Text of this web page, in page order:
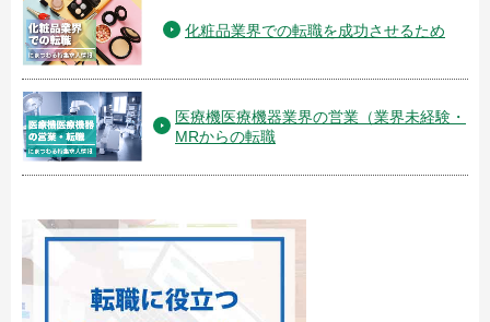
化粧品業界での転職を成功させるため
医療機医療機器業界の営業（業界未経験・
MRからの転職